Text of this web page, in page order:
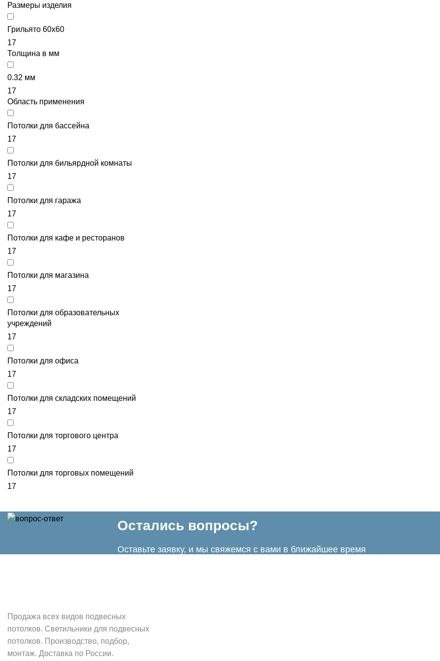
Размеры изделия
Грильято 60х60
17
Толщина в мм
0.32 мм
17
Область применения
Потолки для бассейна
17
Потолки для бильярдной комнаты
17
Потолки для гаража
17
Потолки для кафе и ресторанов
17
Потолки для магазина
17
Потолки для образовательных
учреждений
17
Потолки для офиса
17
Потолки для складских помещений
17
Потолки для торгового центра
17
Потолки для торговых помещений
17
Остались вопросы?
​Оставьте заявку, и мы свяжемся с вами в ближайшее время
Продажа всех видов подвесных
потолков. Светильники для подвесных
потолков. Производство, подбор,
монтаж. Доставка по России.